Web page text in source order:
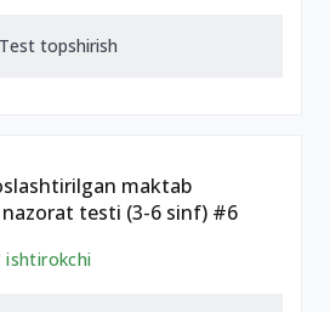
Test topshirish
maktab
testi (3-6 sinf) #6
ishtirokchi